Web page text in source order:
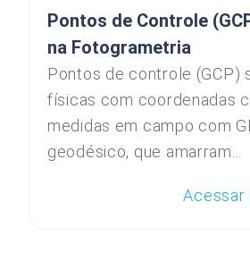
Pontos de Controle
na Fotogrametria
Pontos de controle (GCP)
físicas com coordenadas
medidas em campo com
geodésico, que amarram...
Acessar